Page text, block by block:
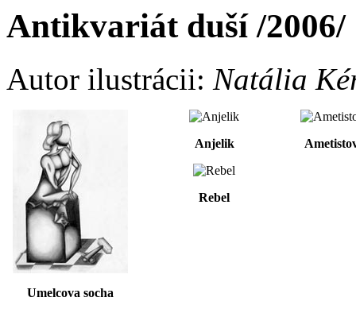
Antikvariát duší /2006/
Autor ilustrácii: Natália
Umelcova socha
Anjelik
Rebel